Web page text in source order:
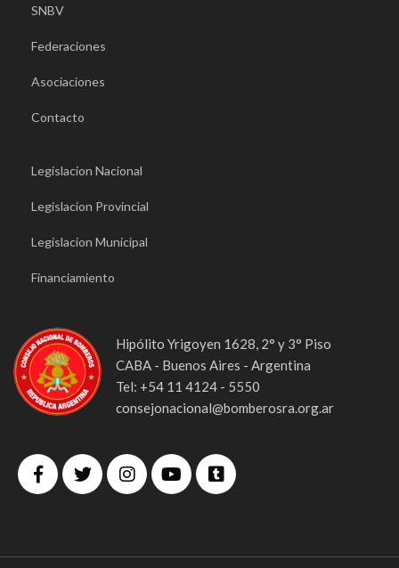
SNBV
Federaciones
Asociaciones
Contacto
Legislacion Nacional
Legislacion Provincial
Legislacion Municipal
Financiamiento
Hipólito Yrigoyen 1628, 2° y 3° Piso
CABA - Buenos Aires - Argentina
Tel: +54 11 4124 - 5550
consejonacional@bomberosra.org.ar